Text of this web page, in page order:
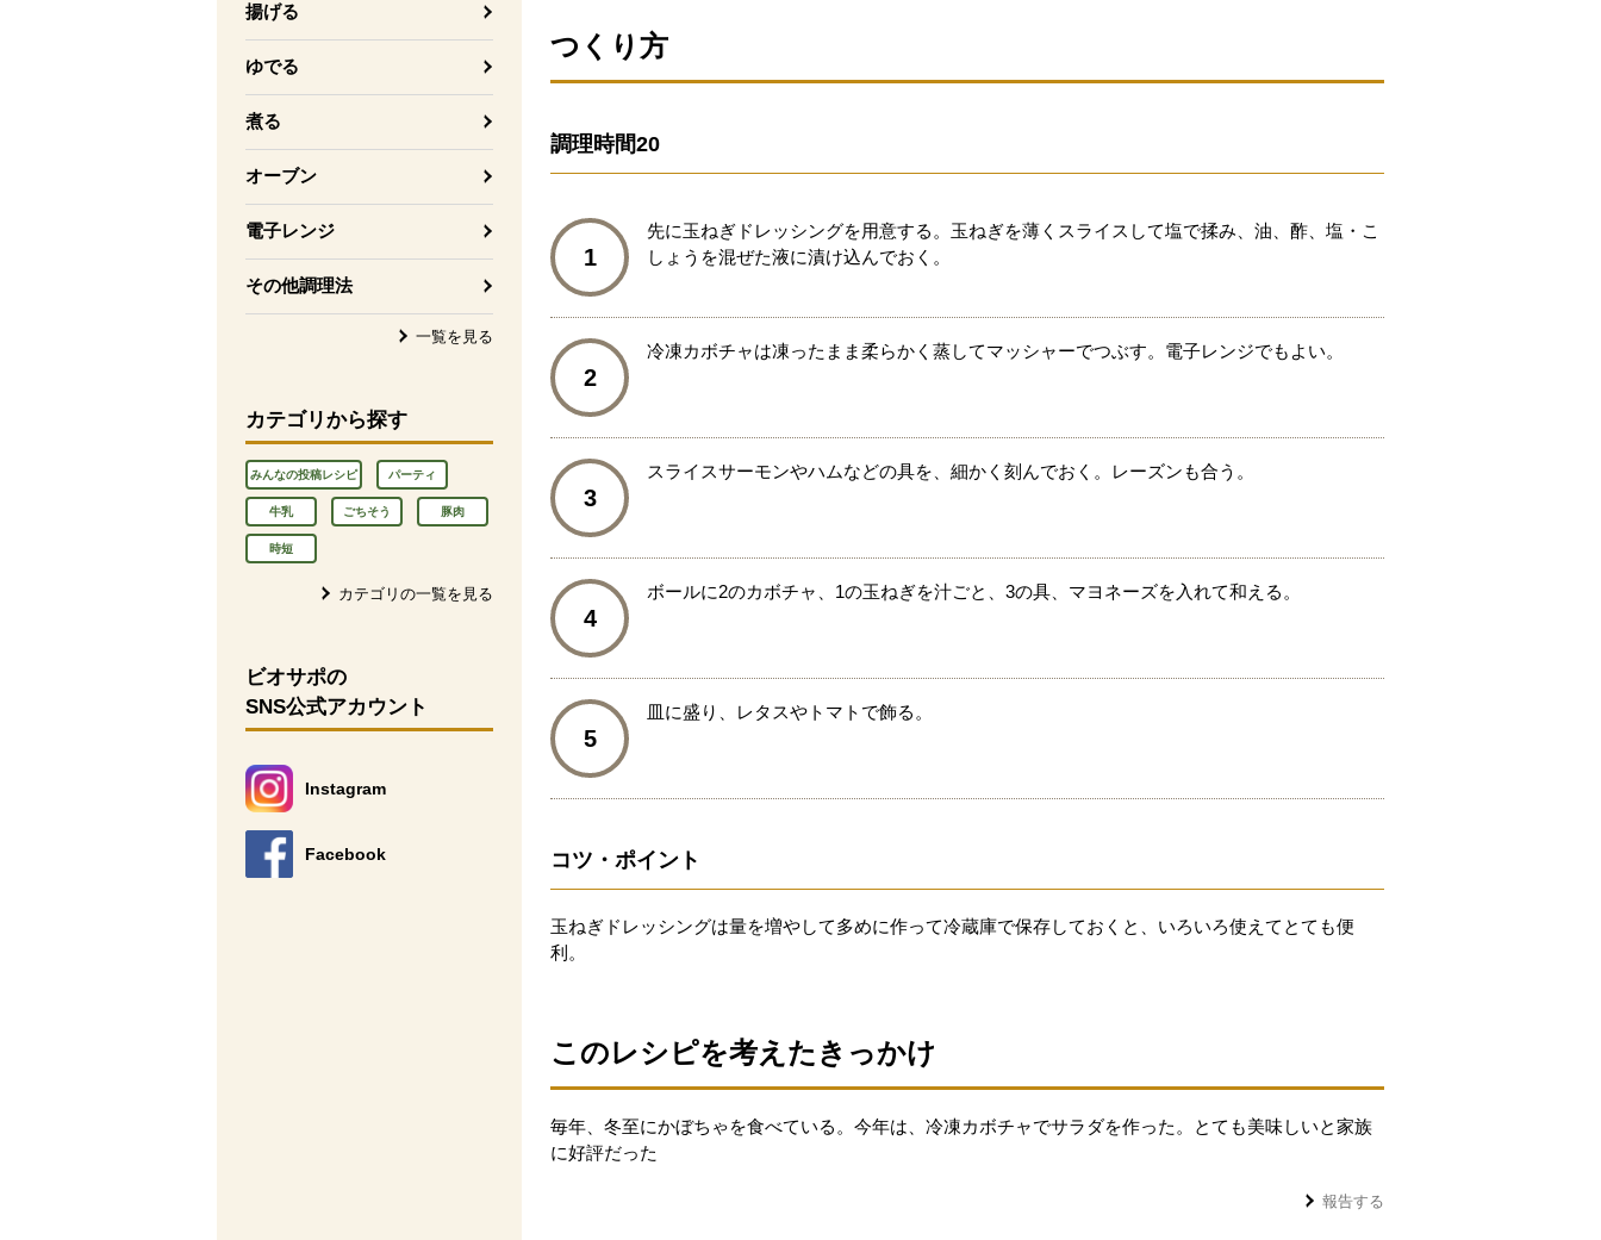
揚げる
ゆでる
煮る
オーブン
電子レンジ
その他調理法
一覧を見る
カテゴリから探す
みんなの投稿レシピ パーティ
牛乳 ごちそう 豚肉
時短
カテゴリの一覧を見る
ビオサポの
SNS公式アカウント
Instagram
別のウィンドウで開きます。
Facebook
別のウィンドウで開きます。
つくり方
調理時間20
1
先に玉ねぎドレッシングを用意する。玉ねぎを薄くスライスして塩で揉み、油、酢、塩・こ
しょうを混ぜた液に漬け込んでおく。
2
冷凍カボチャは凍ったまま柔らかく蒸してマッシャーでつぶす。電子レンジでもよい。
3
スライスサーモンやハムなどの具を、細かく刻んでおく。レーズンも合う。
4
ボールに2のカボチャ、1の玉ねぎを汁ごと、3の具、マヨネーズを入れて和える。
5
皿に盛り、レタスやトマトで飾る。
コツ・ポイント
玉ねぎドレッシングは量を増やして多めに作って冷蔵庫で保存しておくと、いろいろ使えてとても便
利。
このレシピを考えたきっかけ
毎年、冬至にかぼちゃを食べている。今年は、冷凍カボチャでサラダを作った。とても美味しいと家族
に好評だった
報告する